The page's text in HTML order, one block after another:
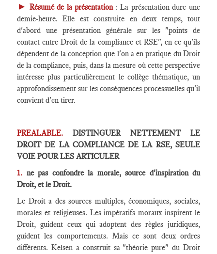
► Résumé de la présentation : La présentation dure une
demie-heure. Elle est construite en deux temps, tout
d'abord une présentation générale sur les "points de
contact entre Droit de la compliance et RSE", en ce qu'ils
dépendent de la conception que l'on a en pratique du Droit
de la compliance, puis, dans la mesure où cette perspective
intéresse plus particulièrement le collège thématique, un
approfondissement sur les conséquences processuelles qu'il
convient d'en tirer.
PREALABLE. DISTINGUER NETTEMENT LE
DROIT DE LA COMPLIANCE DE LA RSE, SEULE
VOIE POUR LES ARTICULER
1. ne pas confondre la morale, source d'inspiration du
Droit, et le Droit.
Le Droit a des sources multiples, économiques, sociales,
morales et religieuses. Les impératifs moraux inspirent le
Droit, guident ceux qui adoptent des règles juridiques,
guident les comportements. Mais ce sont deux ordres
différents. Kelsen a construit sa "théorie pure" du Droit